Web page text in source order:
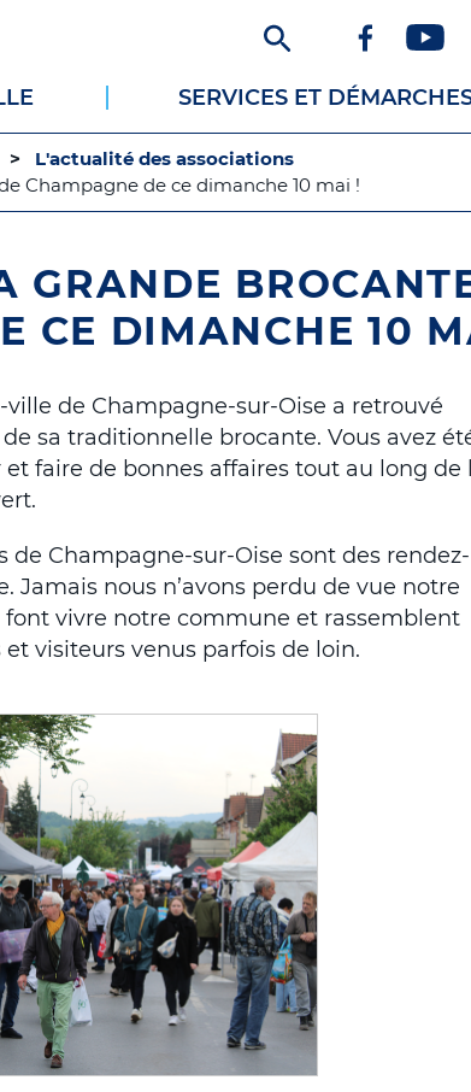
principal
sociaux
SERVICES ET
L'actualité des associations
Champagne de ce dimanche 10 mai !
GRANDE
CE DIMANCHE 10
de Champagne-sur-Oise a retrouvé
sa traditionnelle brocante. Vous avez
faire de bonnes affaires tout au long de
de Champagne-sur-Oise sont des rendez-
Jamais nous n’avons perdu de vue notre
vivre notre commune et rassemblent
visiteurs venus parfois de loin.